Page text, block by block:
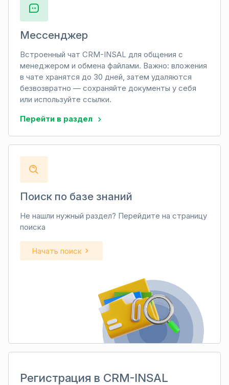
Мессенджер
Встроенный чат CRM-INSAL для общения с
менеджером и обмена файлами. Важно: вложения
в чате хранятся до 30 дней, затем удаляются
безвозвратно — сохраняйте документы у себя
или используйте ссылки.
Перейти в раздел
Поиск по базе знаний
Не нашли нужный раздел? Перейдите на страницу
поиска
Начать поиск
Регистрация в CRM-INSAL